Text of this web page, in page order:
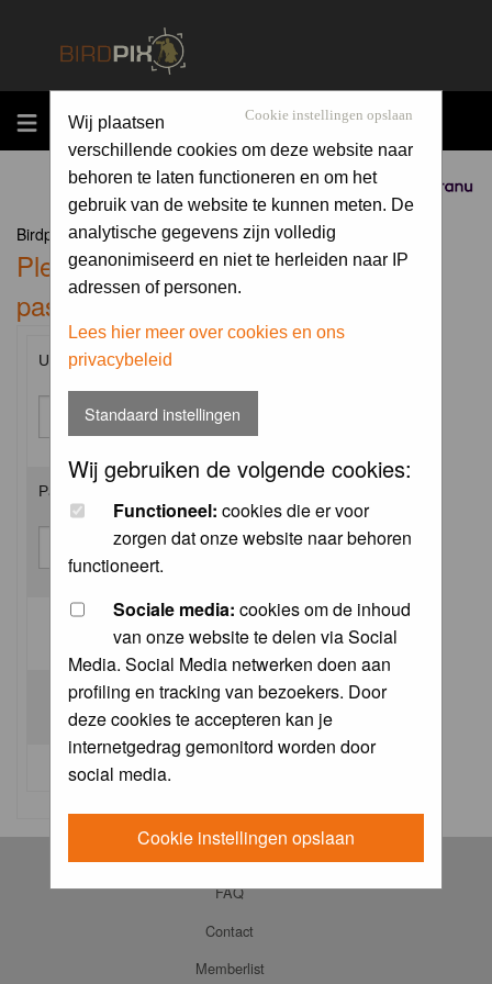
MENU
Sponsored by
Cookie instellingen opslaan
Wij plaatsen
verschillende cookies om deze website naar
behoren te laten functioneren en om het
gebruik van de website te kunnen meten. De
analytische gegevens zijn volledig
geanonimiseerd en niet te herleiden naar IP
adressen of personen.
Lees hier meer over cookies en ons
privacybeleid
Standaard instellingen
Wij gebruiken de volgende cookies:
Functioneel: cookies die er voor
zorgen dat onze website naar behoren
functioneert.
Sociale media: cookies om de inhoud
van onze website te delen via Social
Media. Social Media netwerken doen aan
profiling en tracking van bezoekers. Door
deze cookies te accepteren kan je
internetgedrag gemonitord worden door
social media.
Cookie instellingen opslaan
Birdpix.nl Forum Index
Please enter your username and
password to log in.
Username:
Password:
Log me on automatically each visit:
I forgot my password
FAQ
Contact
Memberlist